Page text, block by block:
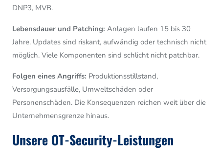
DNP3, MVB.
Lebensdauer und Patching: Anlagen laufen 15 bis 30
Jahre. Updates sind riskant, aufwändig oder technisch nicht
möglich. Viele Komponenten sind schlicht nicht patchbar.
Folgen eines Angriffs: Produktionsstillstand,
Versorgungsausfälle, Umweltschäden oder
Personenschäden. Die Konsequenzen reichen weit über die
Unternehmensgrenze hinaus.
Unsere OT-Security-Leistungen